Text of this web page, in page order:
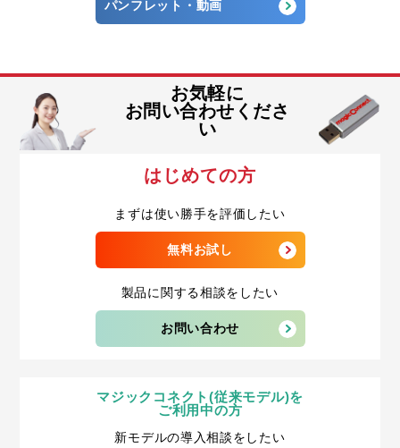
パンフレット・動画
お気軽に
お問い合わせくださ
い
はじめての方
まずは使い勝手を評価したい
無料お試し
製品に関する相談をしたい
お問い合わせ
マジックコネクト(従来モデル)を
ご利用中の方
新モデルの導入相談をしたい